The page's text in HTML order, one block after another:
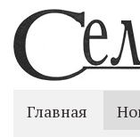
Главная